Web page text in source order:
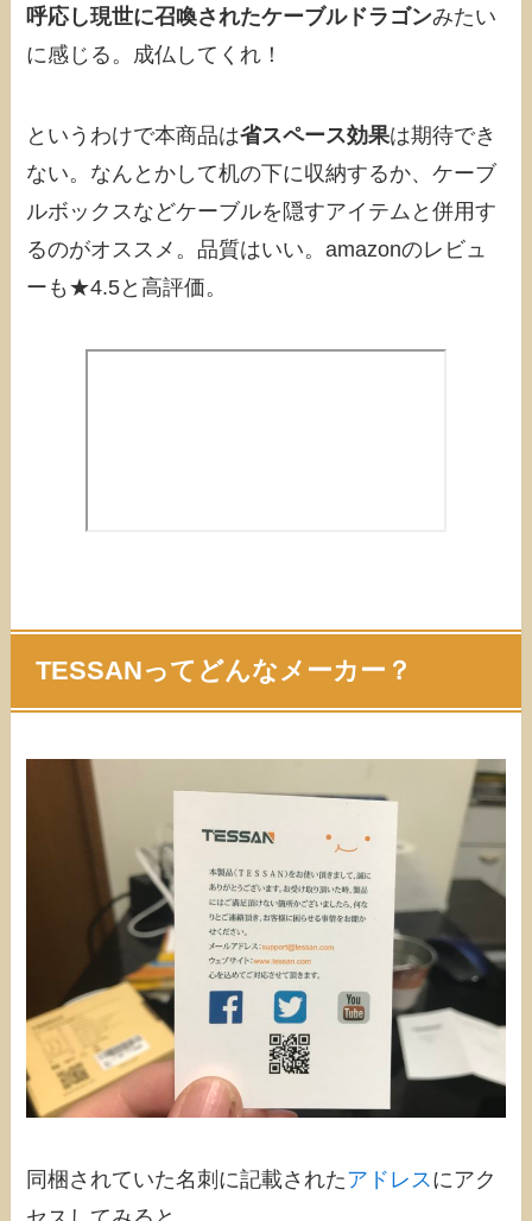
呼応し現世に召喚されたケーブルドラゴンみたい
に感じる。成仏してくれ！
というわけで本商品は省スペース効果は期待でき
ない。なんとかして机の下に収納するか、ケーブ
ルボックスなどケーブルを隠すアイテムと併用す
るのがオススメ。品質はいい。amazonのレビュ
ーも★4.5と高評価。
TESSANってどんなメーカー？
同梱されていた名刺に記載されたアドレスにアク